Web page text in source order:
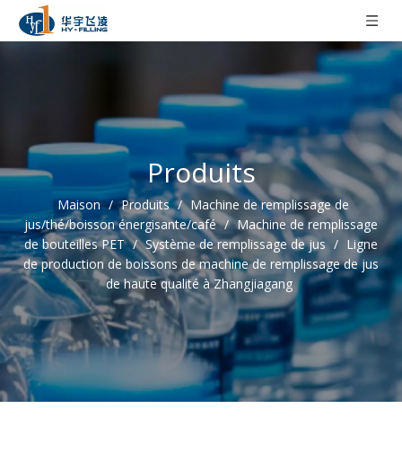
Produits
Maison / Produits / Machine de remplissage de
jus/thé/boisson énergisante/café / Machine de remplissage
de bouteilles PET / Système de remplissage de jus / Ligne
de production de boissons de machine de remplissage de jus
de haute qualité à Zhangjiagang